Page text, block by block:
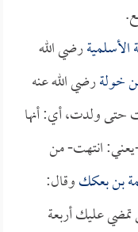
الأسلميةرضي الله
خولةرضي الله عنه
حتى ولدت، أي: أنها
يعني: انتهت- من
بن بعككوقال:
عليك أربعة